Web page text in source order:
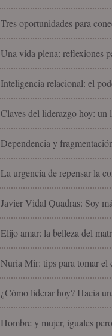
Tres oportunidades para
Una vida plena: reflexiones
Inteligencia relacional: el
Claves del liderazgo hoy: un
Dependencia y
La urgencia de repensar la
Javier Vidal Quadras: Soy
Elijo amar: la belleza del
Nuria Mir: tips para tomar el
¿Cómo liderar hoy? Hacia
Hombre y mujer, iguales